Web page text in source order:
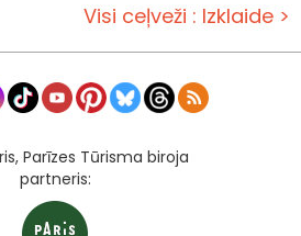
Visi ceļveži : Izklaide >
Parīzes Tūrisma biroja
partneris: